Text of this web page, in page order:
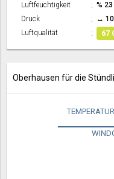
Luftfeuchtigkeit
% 23
Druck
↔
Luftqualität
67
Oberhausen für die
TEMPERATUR